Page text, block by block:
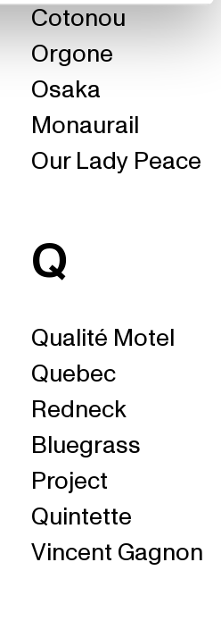
Cotonou
Orgone
Osaka
Monaurail
Our Lady Peace
Q
Qualité Motel
Quebec
Redneck
Bluegrass
Project
Quintette
Vincent Gagnon